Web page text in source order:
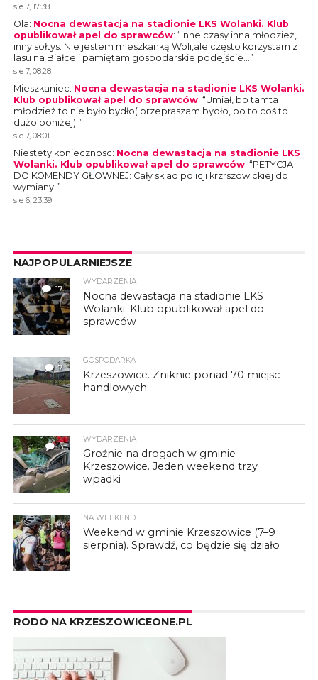
sie 7, 17:38
Ola: Nocna dewastacja na stadionie LKS Wolanki. Klub
opublikował apel do sprawców: “Inne czasy inna młodzież,
inny sołtys. Nie jestem mieszkanką Woli,ale często korzystam z
lasu na Białce i pamiętam gospodarskie podejście…”
sie 7, 08:28
Mieszkaniec: Nocna dewastacja na stadionie LKS Wolanki.
Klub opublikował apel do sprawców: “Umiał, bo tamta
młodzież to nie było bydło( przepraszam bydło, bo to coś to
dużo poniżej).”
sie 7, 08:01
Niestety koniecznosc: Nocna dewastacja na stadionie LKS
Wolanki. Klub opublikował apel do sprawców: “PETYCJA
DO KOMENDY GŁOWNEJ: Cały sklad policji krzrszowickiej do
wymiany.”
sie 6, 23:39
NAJPOPULARNIEJSZE
17
WYDARZENIA
Nocna dewastacja na stadionie LKS
Wolanki. Klub opublikował apel do
sprawców
7
GOSPODARKA
Krzeszowice. Zniknie ponad 70 miejsc
handlowych
3
WYDARZENIA
Groźnie na drogach w gminie
Krzeszowice. Jeden weekend trzy
wpadki
NA WEEKEND
Weekend w gminie Krzeszowice (7–9
sierpnia). Sprawdź, co będzie się działo
RODO NA KRZESZOWICEONE.PL